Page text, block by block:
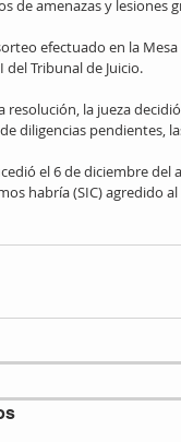
de amenazas y lesiones
efectuado en la
del Tribunal de Juicio.
resolución, la jueza
diligencias pendientes,
el 6 de diciembre del
habría (SIC) agredido